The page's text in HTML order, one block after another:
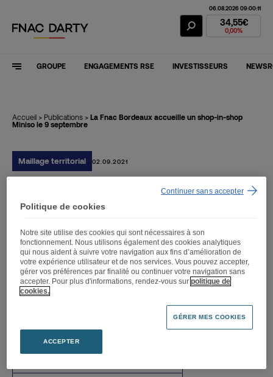
Action Fnac
06.08.2026 09:00:11
34,55€
0,00%
GROUPE ENGAGEMENTS RSE INVESTISSEURS
Accueil > Publications > La Fnac Bordeaux accueille un shop-in-shop
Miniso le 9 septembre
Maillage territorial 02.09.2021
La Fnac Bordeaux
accueille un shop-in-shop
Miniso le 9 septembre
02.09.2021
Politique de cookies
Notre site utilise des cookies qui sont nécessaires à son
fonctionnement. Nous utilisons également des cookies analytiques
qui nous aident à suivre votre navigation aux fins d’amélioration de
votre expérience utilisateur et de nos services. Vous pouvez accepter,
gérer vos préférences par finalité ou continuer votre navigation sans
accepter. Pour plus d'informations, rendez-vous surpolitique de
cookies.
GÉRER MES COOKIES
ACCEPTER
Continuer sans accepter